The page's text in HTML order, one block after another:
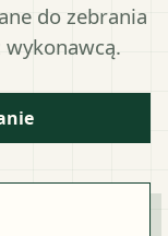
do zebrania